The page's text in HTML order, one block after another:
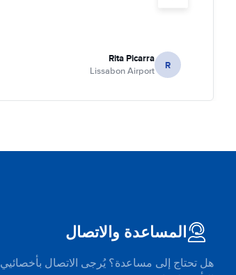
R
Rita Picarra
Lissabon Airport
المساعدة والاتصال
هل تحتاج إلى مساعدة؟ يُرجى الاتصال بأخصائيي